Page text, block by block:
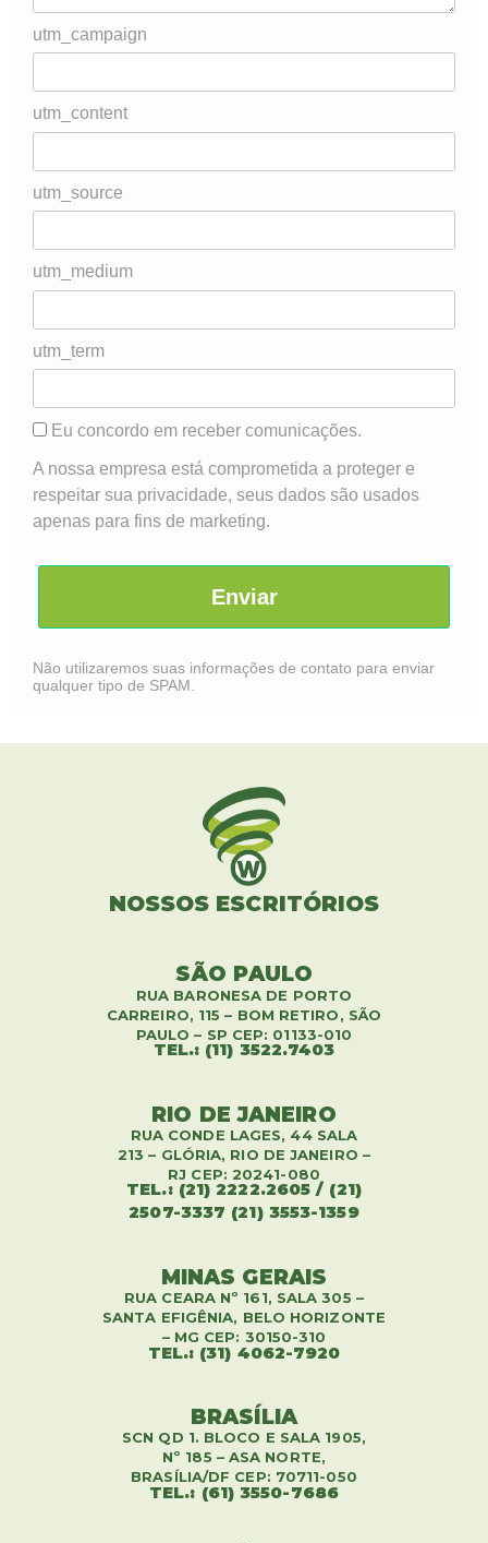
utm_campaign
utm_content
utm_source
utm_medium
utm_term
Eu concordo em receber comunicações.
A nossa empresa está comprometida a proteger e
respeitar sua privacidade, seus dados são usados
apenas para fins de marketing.
Enviar
Não utilizaremos suas informações de contato para enviar
qualquer tipo de SPAM.
NOSSOS ESCRITÓRIOS
SÃO PAULO
RUA BARONESA DE PORTO
CARREIRO, 115 – BOM RETIRO, SÃO
PAULO – SP CEP: 01133-010
TEL.: (11) 3522.7403
RIO DE JANEIRO
RUA CONDE LAGES, 44 SALA
213 – GLÓRIA, RIO DE JANEIRO –
RJ CEP: 20241-080
TEL.: (21) 2222.2605 / (21)
2507-3337 (21) 3553-1359
MINAS GERAIS
RUA CEARA Nº 161, SALA 305 –
SANTA EFIGÊNIA, BELO HORIZONTE
– MG CEP: 30150-310
TEL.: (31) 4062-7920
BRASÍLIA
SCN QD 1. BLOCO E SALA 1905,
Nº 185 – ASA NORTE,
BRASÍLIA/DF CEP: 70711-050
TEL.: (61) 3550-7686